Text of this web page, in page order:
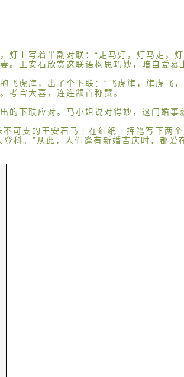
灯上写着半副对联：“走马灯，灯马走，
王安石欣赏这联语构思巧妙，暗自爱慕
虎旗，出了个下联：“飞虎旗，旗虎飞，
考官大喜，连连颔首称赞。
的下联应对。马小姐说对得妙，这门婚事
可支的王安石马上在红纸上挥笔写下两个
科。”从此，人们逢有新婚吉庆时，都爱